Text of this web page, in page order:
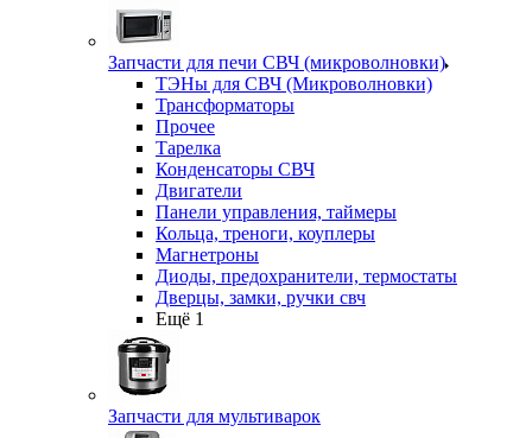
Запчасти для печи СВЧ (микроволновки)
ТЭНы для СВЧ (Микроволновки)
Трансформаторы
Прочее
Тарелка
Конденсаторы СВЧ
Двигатели
Панели управления, таймеры
Кольца, треноги, коуплеры
Магнетроны
Диоды, предохранители, термостаты
Дверцы, замки, ручки свч
Ещё 1
Запчасти для мультиварок